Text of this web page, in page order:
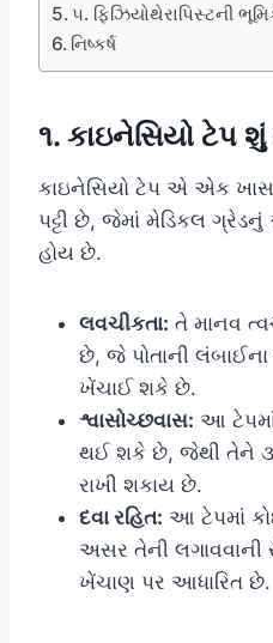
૫. ફિઝિયોથેરાપિસ્ટની
નિષ્કર્ષ
૧. કાઇનેસિયો ટેપ
કાઇનેસિયો ટેપ એ એક ખાસ
પટ્ટી છે, જેમાં મેડિકલ
હોય છે.
લવચીકતા: તે માનવ
છે, જે પોતાની લંબાઈના
ખેંચાઈ શકે છે.
શ્વાસોચ્છવાસ: આ
થઈ શકે છે, જેથી તેને ૩
રાખી શકાય છે.
દવા રહિત: આ ટેપમાં
અસર તેની લગાવવાની
ખેંચાણ પર આધારિત છે.